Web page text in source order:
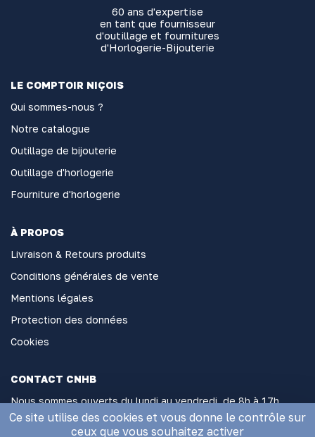
60 ans d'expertise
en tant que fournisseur
d'outillage et fournitures
d'Horlogerie-Bijouterie
LE COMPTOIR NIÇOIS
Qui sommes-nous ?
Notre catalogue
Outillage de bijouterie
Outillage d'horlogerie
Fourniture d'horlogerie
À PROPOS
Livraison & Retours produits
Conditions générales de vente
Mentions légales
Protection des données
Cookies
CONTACT CNHB
Nous sommes ouverts du lundi au vendredi, de 8h à 17h
sans interruption
Ce site utilise des cookies et vous donne le contrôle sur
ceux que vous souhaitez activer